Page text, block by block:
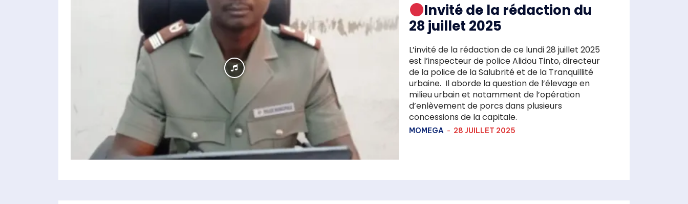
Invité de la rédaction du
28 juillet 2025
L’invité de la rédaction de ce lundi 28 juillet 2025
est l’inspecteur de police Alidou Tinto, directeur
de la police de la Salubrité et de la Tranquillité
urbaine. Il aborde la question de l’élevage en
milieu urbain et notamment de l’opération
d’enlèvement de porcs dans plusieurs
concessions de la capitale.
MOMEGA - 28 JUILLET 2025